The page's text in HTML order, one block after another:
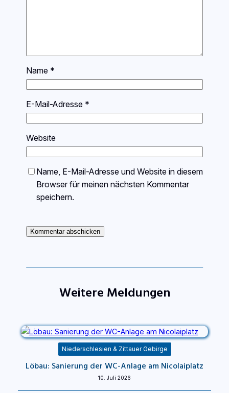
Name *
E-Mail-Adresse *
Website
Name, E-Mail-Adresse und Website in diesem
Browser für meinen nächsten Kommentar
speichern.
Weitere Meldungen
Niederschlesien & Zittauer Gebirge
Löbau: Sanierung der WC-Anlage am Nicolaiplatz
10. Juli 2026